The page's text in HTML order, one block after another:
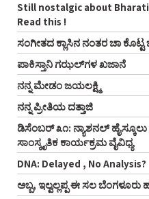
Still nostalgic about
Read this !
ಸಂಗೀತದ ಕ್ಲಾಸಿನ ನಂತರ ಚಾ ಕೊಟ್ಟ
ಪಾಕಿಸ್ತಾನಿ ಗಝಲ್‌ಗಳ ಖಜಾನೆ
ನನ್ನ ಮೇಡಂ ಜಯಲಕ್ಷ್ಮಿ
ನನ್ನ ಪ್ರೀತಿಯ ದತ್ತಾಜಿ
ಡಿಸೆಂಬರ್ ೩೧: ನ್ಯಾಶನಲ್
ಸಾಂಸ್ಕೃತಿಕ ಕಾರ್ಯಕ್ರಮ ವೈವಿಧ್ಯ
DNA: Delayed , No Analysis?
ಅಬ್ಬ, ಇಲ್ವಲ್ಲಪ್ಪ ಈ ಸಲ ಬೆಂಗಳೂರು